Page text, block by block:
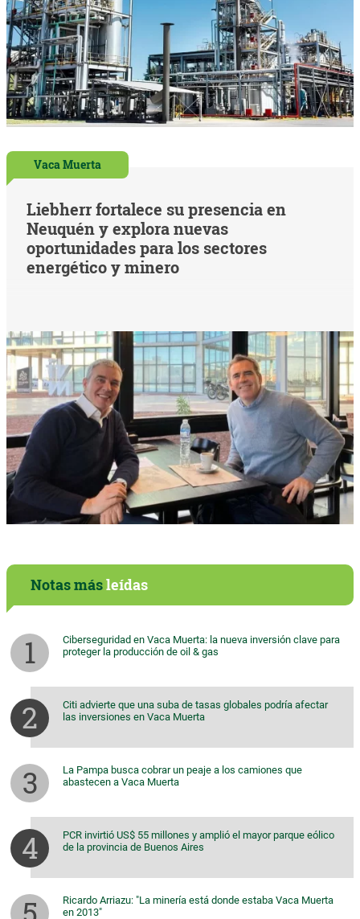
Vaca Muerta
Liebherr fortalece su presencia en
Neuquén y explora nuevas
oportunidades para los sectores
energético y minero
Notas másleídas
Ciberseguridad en Vaca Muerta: la nueva inversión clave para
proteger la producción de oil & gas
Citi advierte que una suba de tasas globales podría afectar
las inversiones en Vaca Muerta
La Pampa busca cobrar un peaje a los camiones que
abastecen a Vaca Muerta
PCR invirtió US$ 55 millones y amplió el mayor parque eólico
de la provincia de Buenos Aires
Ricardo Arriazu: "La minería está donde estaba Vaca Muerta
en 2013"